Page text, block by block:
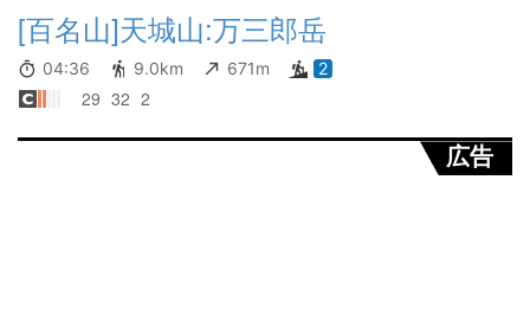
[百名山]天城山:万三郎岳
04:36 9.0km 671m 2
29 32 2
広告